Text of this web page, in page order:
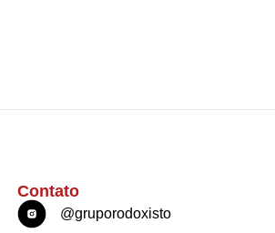
Contato
@gruporodoxisto